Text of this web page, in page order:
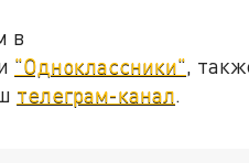
в
"Одноклассники" ,
телеграм-канал